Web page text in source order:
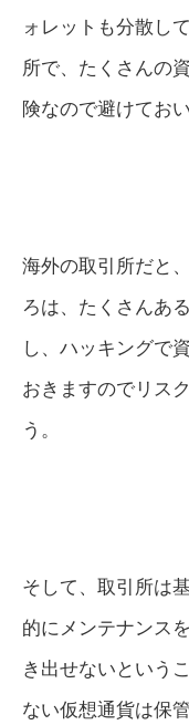
ォレットも分散し
所で、たくさんの
険なので避けてお
海外の取引所だと
ろは、たくさんあ
し、ハッキングで
おきますのでリス
う。
そして、取引所は
的にメンテナンス
き出せないという
ない仮想通貨は保